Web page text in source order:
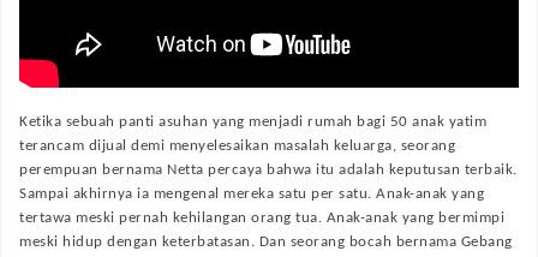
Ketika sebuah panti asuhan yang menjadi rumah bagi 50 anak yatim
terancam dijual demi menyelesaikan masalah keluarga, seorang
perempuan bernama Netta percaya bahwa itu adalah keputusan terbaik.
Sampai akhirnya ia mengenal mereka satu per satu. Anak-anak yang
tertawa meski pernah kehilangan orang tua. Anak-anak yang bermimpi
meski hidup dengan keterbatasan. Dan seorang bocah bernama Gebang